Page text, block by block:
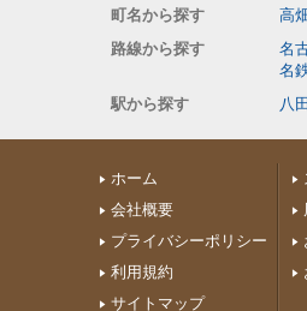
町名から探す
高
路線から探す
名
名
駅から探す
八田
ホーム
会社概要
プライバシーポリシー
利用規約
サイトマップ